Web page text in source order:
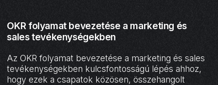
OKR folyamat bevezetése a marketing és
sales tevékenységekben
Az OKR folyamat bevezetése a marketing és sales
tevékenységekben kulcsfontosságú lépés ahhoz,
hogy ezek a csapatok közösen, összehangolt